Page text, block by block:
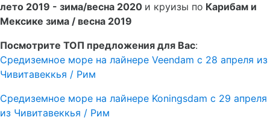
лето 2019 - зима/весна 2020 и круизы по Карибам и
Мексике зима / весна 2019
Посмотрите ТОП предложения для Вас:
Средиземное море на лайнере Veendam с 28 апреля из
Чивитавеккья / Рим
Средиземное море на лайнере Koningsdam с 29 апреля
из Чивитавеккья / Рим